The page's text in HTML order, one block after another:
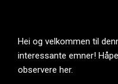
Hei og velkommen til
interessante emner!
observere her.